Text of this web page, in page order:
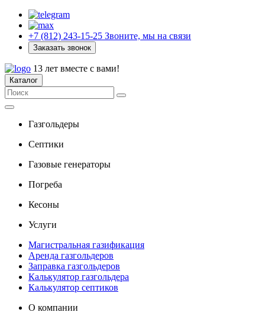
+7 (812) 243-15-25 Звоните, мы на связи
Заказать звонок
13 лет вместе с вами!
Каталог
Газгольдеры
Септики
Газовые генераторы
Погреба
Кесоны
Услуги
Магистральная газификация
Аренда газгольдеров
Заправка газгольдеров
Калькулятор газгольдера
Калькулятор септиков
О компании